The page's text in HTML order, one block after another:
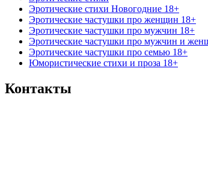
Эротические стихи Новогодние 18+
Эротические частушки про женщин 18+
Эротические частушки про мужчин 18+
Эротические частушки про мужчин и
Эротические частушки про семью 18+
Юмористические стихи и проза 18+
Контакты